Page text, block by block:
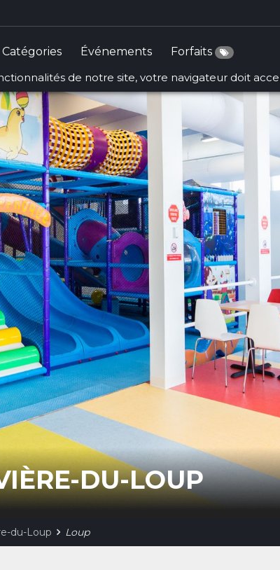
Catégories Événements Forfaits
de notre site, votre navigateur doit
DU-LOUP
du-Loup Loup